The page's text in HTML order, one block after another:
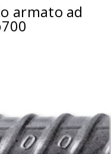
armato ad